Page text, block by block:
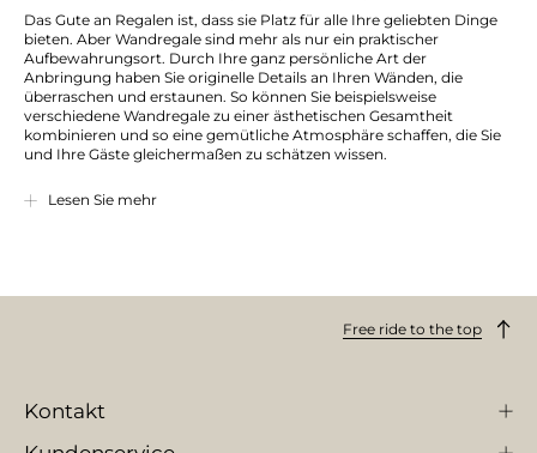
Das Gute an Regalen ist, dass sie Platz für alle Ihre geliebten Dinge
bieten. Aber Wandregale sind mehr als nur ein praktischer
Aufbewahrungsort. Durch Ihre ganz persönliche Art der
Anbringung haben Sie originelle Details an Ihren Wänden, die
überraschen und erstaunen. So können Sie beispielsweise
verschiedene Wandregale zu einer ästhetischen Gesamtheit
kombinieren und so eine gemütliche Atmosphäre schaffen, die Sie
und Ihre Gäste gleichermaßen zu schätzen wissen.
Verwenden Sie unsere Regale kreativ und verwandeln Sie Ihre leeren
Wandregal, in dem Ihre Dekorationsstücke gut zur Geltung
Wandregale lassen sich in allen Räumen anbringen. Lassen Sie sich
mehreren Räumen erhalten Sie unendlich viele
Lesen Sie mehr
Free ride to the top
Kontakt